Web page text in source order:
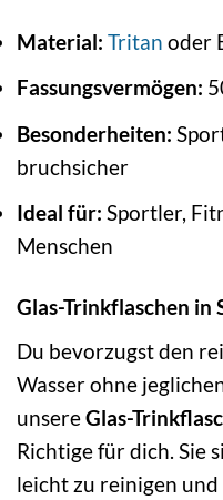
Material: Tritan oder
Fassungsvermögen:
Besonderheiten:
bruchsicher
Ideal für: Sportler,
Menschen
Glas-Trinkflaschen in
Du bevorzugst den
Wasser ohne
unsereGlas-
Richtige für dich. Sie
leicht zu reinigen